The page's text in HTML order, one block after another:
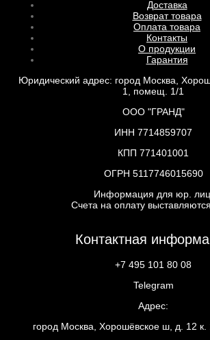
Доставка
Возврат товара
Оплата товара
Контакты
О продукции
Гарантия
Юридический адрес: город Москва,
1, помещ. 1/1
ООО "ГРАНД"
ИНН 7714859707
КПП 771401001
ОГРН 5117746015690
Информация для юр.
Счета на оплату
Контактная
+7 495 101 80 08
Telegram
Адрес:
город Москва, Хорошёвское ш, д. 12